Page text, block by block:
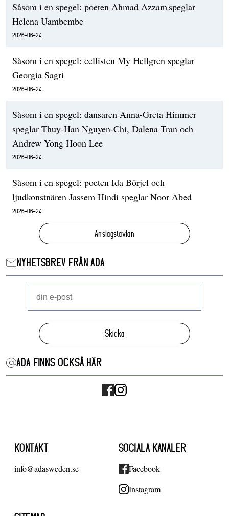
Såsom i en spegel: poeten Ahmad Azzam speglar
Helena Uambembe
2026-06-24
Såsom i en spegel: cellisten My Hellgren speglar
Georgia Sagri
2026-06-24
Såsom i en spegel: dansaren Anna-Greta Himmer
speglar Thuy-Han Nguyen-Chi, Dalena Tran och
Andrew Yong Hoon Lee
2026-06-24
Såsom i en spegel: poeten Ida Börjel och
ljudkonstnären Jassem Hindi speglar Noor Abed
2026-06-24
Anslagstavlan
NYHETSBREV FRÅN ADA
Skicka
ADA FINNS OCKSÅ HÄR
KONTAKT
info@adasweden.se
SOCIALA KANALER
Facebook
Instagram